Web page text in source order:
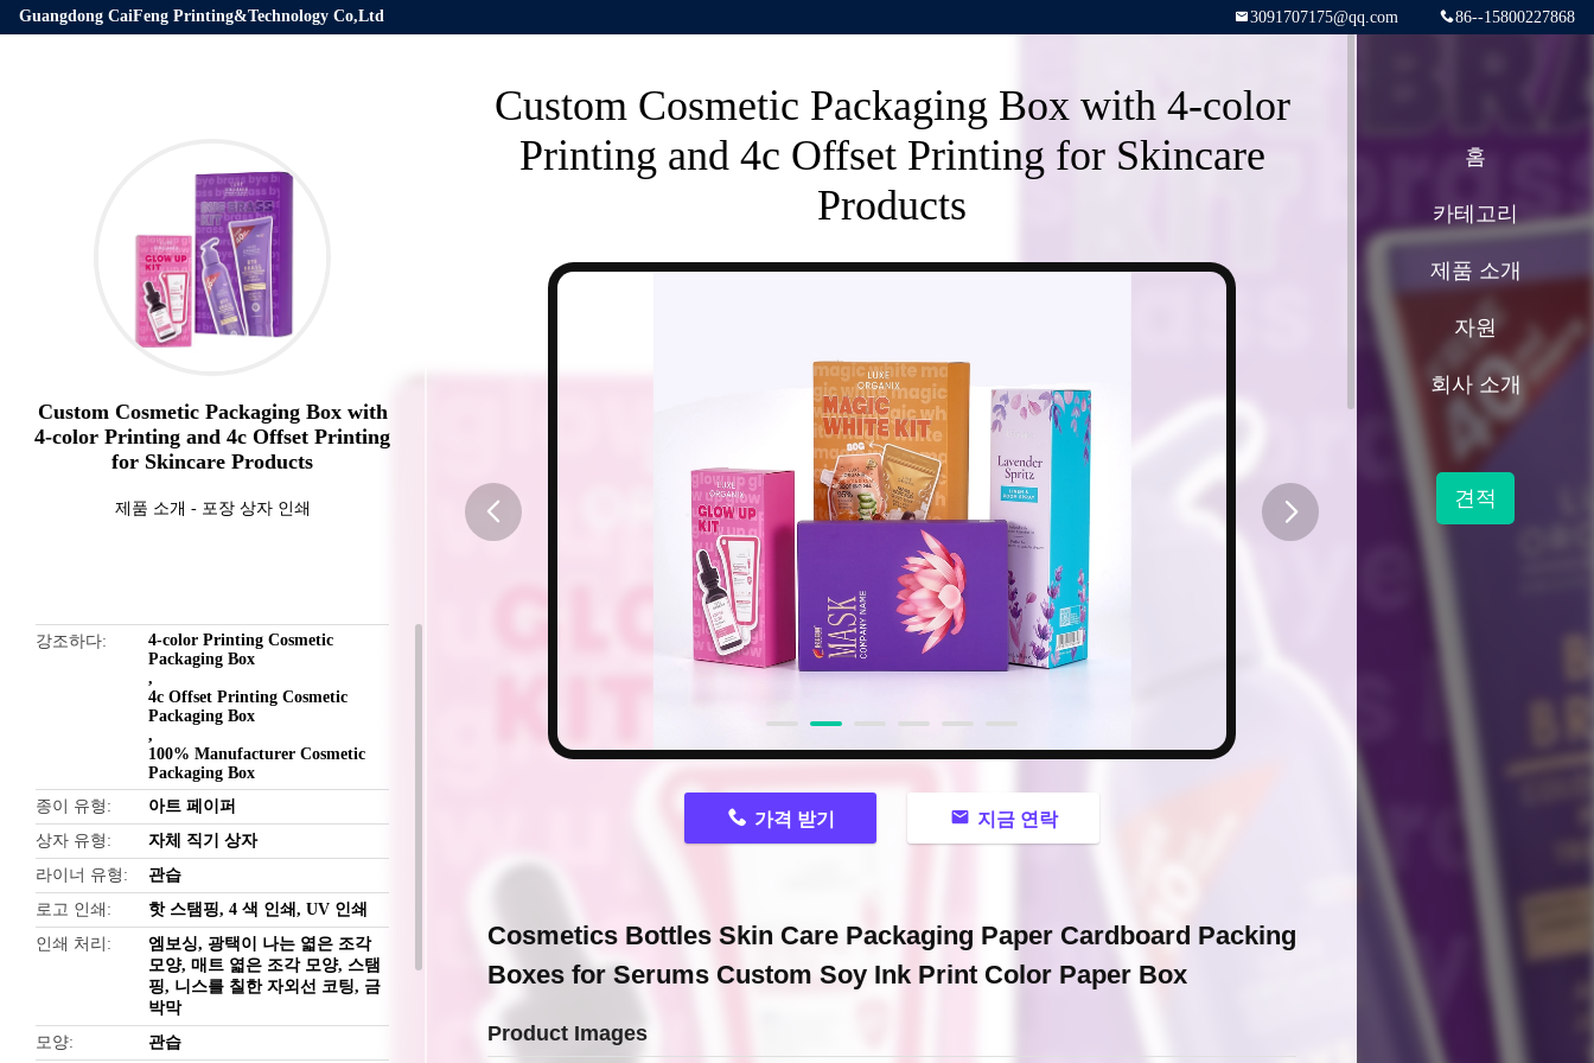
Guangdong CaiFeng Printing&Technology Co,Ltd 86--15800227868
3091707175@qq.com
Custom Cosmetic Packaging Box with
4-color Printing and 4c Offset Printing
for Skincare Products
제품 소개 - 포장 상자 인쇄
강조하다
4-color Printing Cosmetic
Packaging Box
,
4c Offset Printing Cosmetic
Packaging Box
,
100% Manufacturer Cosmetic
Packaging Box
종이 유형
아트 페이퍼
상자 유형
자체 직기 상자
라이너 유형
관습
로고 인쇄
핫 스탬핑, 4 색 인쇄, UV 인쇄
인쇄 처리
엠보싱, 광택이 나는 엷은 조각
모양, 매트 엷은 조각 모양, 스탬
핑, 니스를 칠한 자외선 코팅, 금
박막
모양
관습
Custom Cosmetic Packaging Box with 4-color
Printing and 4c Offset Printing for Skincare
Products
가격 받기 지금 연락
Cosmetics Bottles Skin Care Packaging Paper Cardboard Packing
Boxes for Serums Custom Soy Ink Print Color Paper Box
Product Images
홈
카테고리
제품 소개
자원
회사 소개
견적